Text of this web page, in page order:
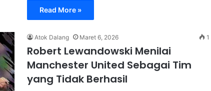
Read More »
Atok Dalang Maret 6, 2026 1
Robert Lewandowski Menilai
Manchester United Sebagai Tim
yang Tidak Berhasil